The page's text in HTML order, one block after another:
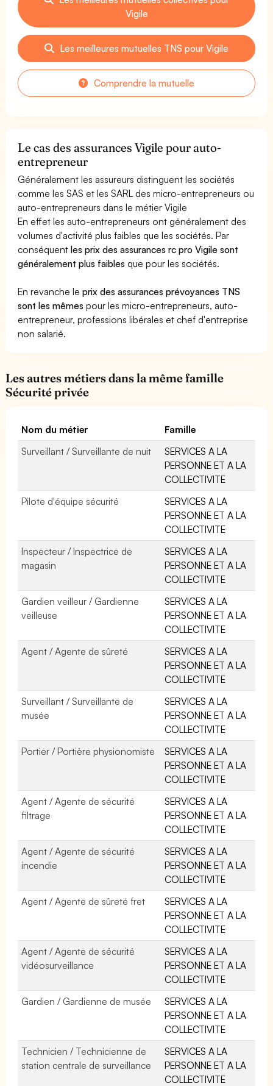
Vigile
Les meilleures mutuelles TNS pour Vigile
Comprendre la mutuelle
Le cas des assurances Vigile pour auto-
entrepreneur
Généralement les assureurs distinguent les sociétés
comme les SAS et les SARL des micro-entrepreneurs ou
auto-entrepreneurs dans le métier Vigile
En effet les auto-entrepreneurs ont généralement des
volumes d'activité plus faibles que les sociétés. Par
conséquentles prix des assurances rc pro Vigile sont
généralement plus faibles que pour les sociétés.
En revanche leprix des assurances prévoyances TNS
sont les mêmes pour les micro-entrepreneurs, auto-
entrepreneur, professions libérales et chef d'entreprise
non salarié.
Les autres métiers dans la même famille
Sécurité privée
Nom du métier
Famille
Surveillant / Surveillante de nuit
SERVICES A LA
PERSONNE ET A LA
COLLECTIVITE
Pilote d'équipe sécurité
SERVICES A LA
PERSONNE ET A LA
COLLECTIVITE
Inspecteur / Inspectrice de
magasin
SERVICES A LA
PERSONNE ET A LA
COLLECTIVITE
Gardien veilleur / Gardienne
veilleuse
SERVICES A LA
PERSONNE ET A LA
COLLECTIVITE
Agent / Agente de sûreté
SERVICES A LA
PERSONNE ET A LA
COLLECTIVITE
Surveillant / Surveillante de
musée
SERVICES A LA
PERSONNE ET A LA
COLLECTIVITE
Portier / Portière physionomiste
SERVICES A LA
PERSONNE ET A LA
COLLECTIVITE
Agent / Agente de sécurité
filtrage
SERVICES A LA
PERSONNE ET A LA
COLLECTIVITE
Agent / Agente de sécurité
incendie
SERVICES A LA
PERSONNE ET A LA
COLLECTIVITE
Agent / Agente de sûreté fret
SERVICES A LA
PERSONNE ET A LA
COLLECTIVITE
Agent / Agente de sécurité
vidéosurveillance
SERVICES A LA
PERSONNE ET A LA
COLLECTIVITE
Gardien / Gardienne de musée
SERVICES A LA
PERSONNE ET A LA
COLLECTIVITE
Technicien / Technicienne de
station centrale de surveillance
SERVICES A LA
PERSONNE ET A LA
COLLECTIVITE